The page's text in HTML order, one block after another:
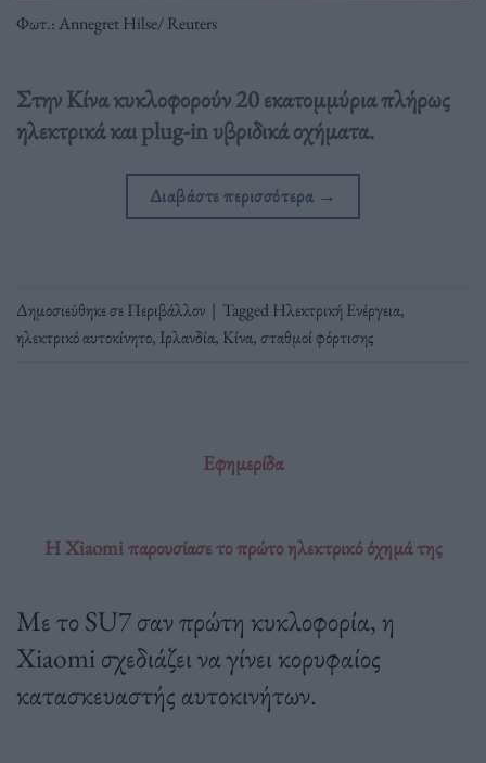
Φωτ.: Annegret Hilse/ Reuters
Στην Κίνα κυκλοφορούν 20 εκατομμύρια πλήρως
ηλεκτρικά και plug-in υβριδικά οχήματα.
Διαβάστε περισσότερα →
Δημοσιεύθηκε σεΠεριβάλλον | TaggedΗλεκτρική Ενέργεια,
ηλεκτρικό αυτοκίνητο, Ιρλανδία, Κίνα,σταθμοί φόρτισης
Εφημερίδα
Η Xiaomi παρουσίασε το πρώτο ηλεκτρικό όχημά της
Με το SU7 σαν πρώτη κυκλοφορία, η
Xiaomi σχεδιάζει να γίνει κορυφαίος
κατασκευαστής αυτοκινήτων.